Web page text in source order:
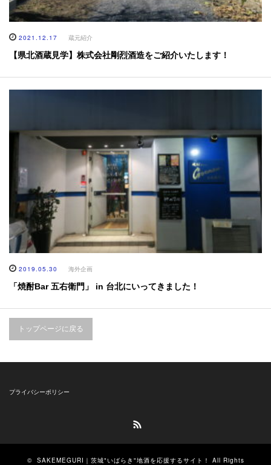
2021.12.17 蔵元紹介
【県北酒蔵見学】株式会社剛烈酒造をご紹介いたします！
2019.05.30 海外企画
「焼酎Bar 五右衛門」 in 台北にいってきました！
トップページに戻る
プライバシーポリシー
© SAKEMEGURI｜茨城"いばらき"地酒を応援するサイト！
All Rights